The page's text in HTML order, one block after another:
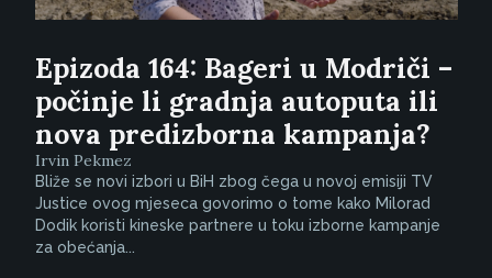
Epizoda 164: Bageri u Modriči –
počinje li gradnja autoputa ili
nova predizborna kampanja?
Irvin Pekmez
Bliže se novi izbori u BiH zbog čega u novoj emisiji TV
Justice ovog mjeseca govorimo o tome kako Milorad
Dodik koristi kineske partnere u toku izborne kampanje
za obećanja...